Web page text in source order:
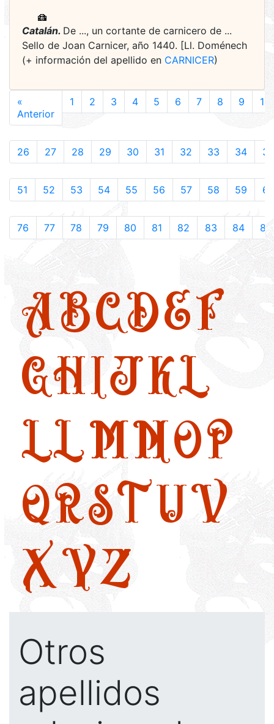
Catalán. De ..., un cortante de carnicero de ...
Sello de Joan Carnicer, año 1440. [Ll. Doménech
(+ información del apellido en CARNICER)
«
Anterior
1 2 3 4 5 6 7 8 9 10
26 27 28 29 30 31 32 33 34 35
51 52 53 54 55 56 57 58 59 60
76 77 78 79 80 81 82 83 84 85
ABCDEF
GHIJKL
LLMNOP
QRSTUV
XYZ
Otros
apellidos